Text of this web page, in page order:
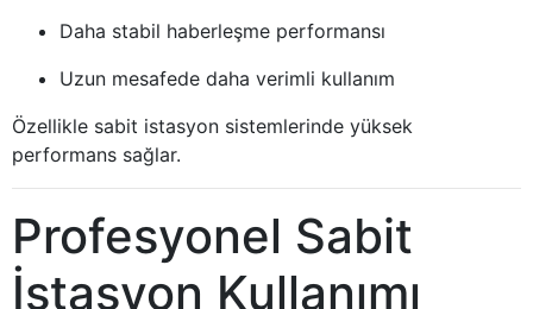
Daha stabil haberleşme performansı
Uzun mesafede daha verimli kullanım
Özellikle sabit istasyon sistemlerinde yüksek
performans sağlar.
Profesyonel Sabit
İstasyon Kullanımı